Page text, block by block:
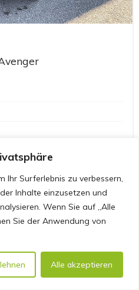
Ihr Surferlebnis zu verbessern,
Inhalte einzusetzen und
Wenn Sie auf „Alle
Sie der Anwendung von
Alle akzeptieren